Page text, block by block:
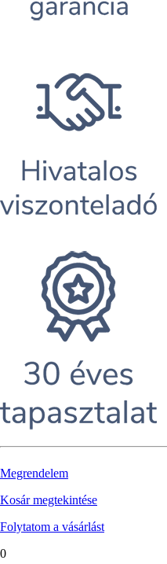
Megrendelem
Kosár megtekintése
Folytatom a vásárlást
0